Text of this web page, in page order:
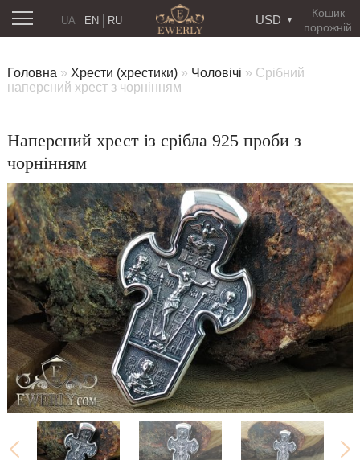
Кошик
порожній
USD
RU
UA EN
Головна » Хрести (хрестики) » Чоловічі » Срібний
наперсний хрест з чорнінням
Наперсний хрест із срібла 925 проби з
чорнінням